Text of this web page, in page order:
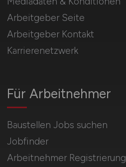
Für Arbeitnehmer
Baustellen Jobs suchen
Jobfinder
Arbeitnehmer Registrierung
Arbeitgeber Seite
Arbeitgeber Kontakt
Karrierenetzwerk